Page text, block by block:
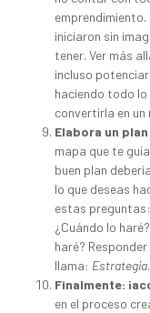
emprendimiento.
iniciaron sin
tener. Ver más
incluso
haciendo todo
convertirla en un
Elabora un
mapa que te
buen plan
lo que deseas
estas preguntas:
¿Cuándo lo
haré?
llama: Estrategia.
Finalmente:
en el proceso